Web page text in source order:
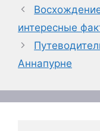
интересные
Аннапурне